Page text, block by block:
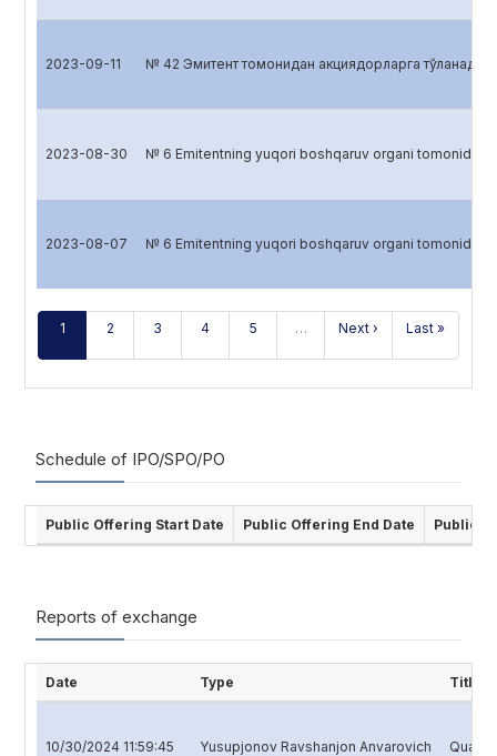
2023-09-11 № 42 Эмитент томонидан акциядорларга
2023-08-30 № 6 Emitentning yuqori boshqaruv organi tomonidan
2023-08-07 № 6 Emitentning yuqori boshqaruv organi tomonidan
1 2 3 4 5 … Next › Last »
Schedule of IPO/SPO/PO
Public Offering Start Date Public Offering End Date Public
Reports of exchange
Date Type Title
10/30/2024 11:59:45 Yusupjonov Ravshanjon Anvarovich